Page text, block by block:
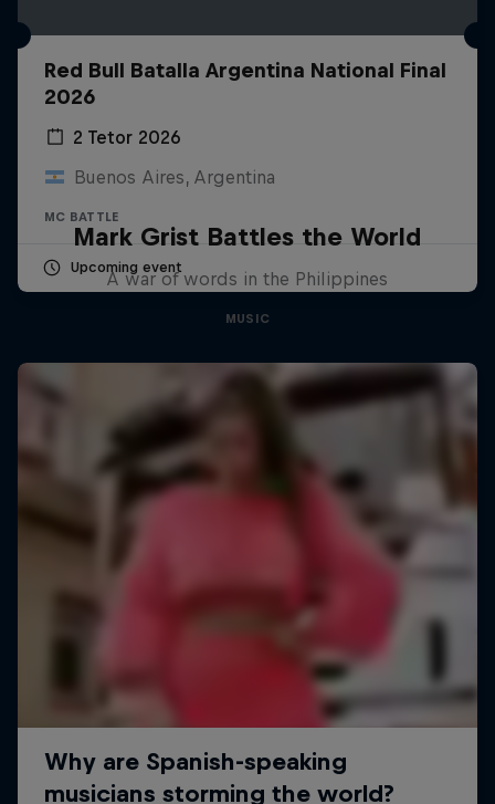
Red Bull Batalla Argentina National Final
2026
2 Tetor 2026
Buenos Aires, Argentina
MC BATTLE
Upcoming event
Mark Grist Battles the World
A war of words in the Philippines
MUSIC